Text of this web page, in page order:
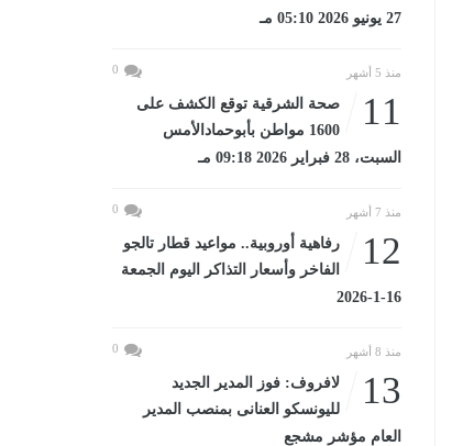
27 يونيو 2026 05:10 مـ
منذ 5 أشهر 0
11
صحة الشرقية توقع الكشف على
1600 مواطن بأبوحمادالأمس
السبت، 28 فبراير 2026 09:18 مـ
منذ 7 أشهر 0
12
رفاهية أوروبية.. مواعيد قطار تالجو
الفاخر وأسعار التذاكر اليوم الجمعة
16-1-2026
منذ 8 أشهر 0
13
لافروف: فوز المدير الجديد
لليونسكو العنانى بمنصب المدير
العام مؤشر مشجع